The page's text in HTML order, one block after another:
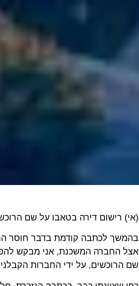
(אי) רישום דירה בטאבו על שם
בהמשך לכתבה קודמת בדבר חוסר
אצל החברה המשכנת, אני מבקש
שם הרוכשים, על ידי החברות